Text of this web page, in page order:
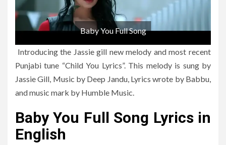
Baby You Full Song
Introducing the Jassie gill new melody and most recent
Punjabi tune “Child You Lyrics”. This melody is sung by
Jassie Gill, Music by Deep Jandu, Lyrics wrote by Babbu,
and music mark by Humble Music.
Baby You Full Song Lyrics in
English